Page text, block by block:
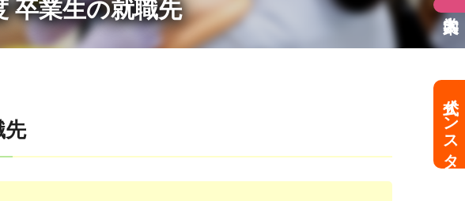
公式インスタ
卒業生の就職先
先